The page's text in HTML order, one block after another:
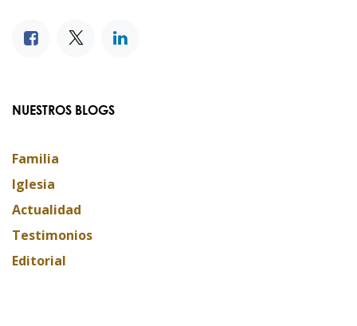
NUESTROS BLOGS
Familia
Iglesia
Actualidad
Testimonios
Editorial